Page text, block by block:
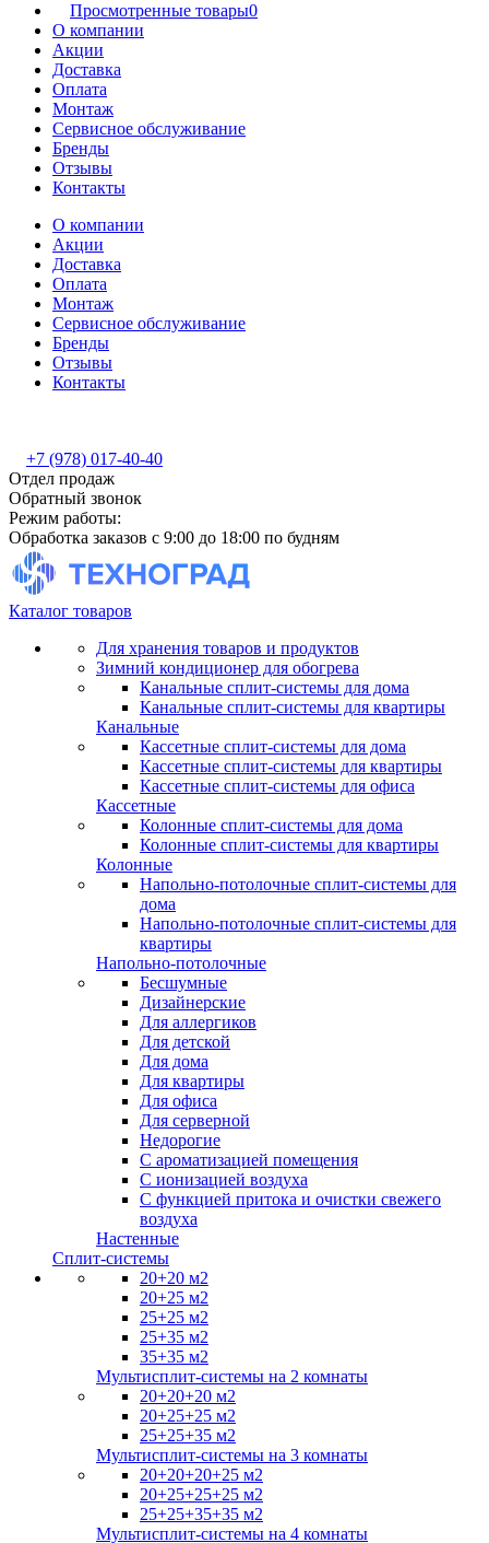
Просмотренные товары0
О компании
Акции
Доставка
Оплата
Монтаж
Сервисное обслуживание
Бренды
Отзывы
Контакты
О компании
Акции
Доставка
Оплата
Монтаж
Сервисное обслуживание
Бренды
Отзывы
Контакты
+7 (978) 017-40-40
Отдел продаж
Обратный звонок
Режим работы:
Обработка заказов с 9:00 до 18:00 по будням
Каталог товаров
Для хранения товаров и продуктов
Зимний кондиционер для обогрева
Канальные сплит-системы для дома
Канальные сплит-системы для квартиры
Канальные
Кассетные сплит-системы для дома
Кассетные сплит-системы для квартиры
Кассетные сплит-системы для офиса
Кассетные
Колонные сплит-системы для дома
Колонные сплит-системы для квартиры
Колонные
Напольно-потолочные сплит-системы для
дома
Напольно-потолочные сплит-системы для
квартиры
Напольно-потолочные
Бесшумные
Дизайнерские
Для аллергиков
Для детской
Для дома
Для квартиры
Для офиса
Для серверной
Недорогие
С ароматизацией помещения
С ионизацией воздуха
С функцией притока и очистки свежего
воздуха
Настенные
Сплит-системы
20+20 м2
20+25 м2
25+25 м2
25+35 м2
35+35 м2
Мультисплит-системы на 2 комнаты
20+20+20 м2
20+25+25 м2
25+25+35 м2
Мультисплит-системы на 3 комнаты
20+20+20+25 м2
20+25+25+25 м2
25+25+35+35 м2
Мультисплит-системы на 4 комнаты